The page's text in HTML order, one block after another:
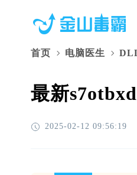
首页 电脑医生
最新
2025-02-12 09:56:19